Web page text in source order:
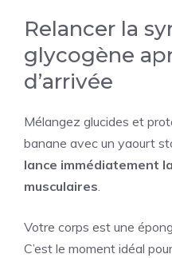
Relancer la
glycogène
d’arrivée
Mélangez glucides et
banane avec un yaourt
lance immédiatement
musculaires.
Votre corps est une
C’est le moment idéal